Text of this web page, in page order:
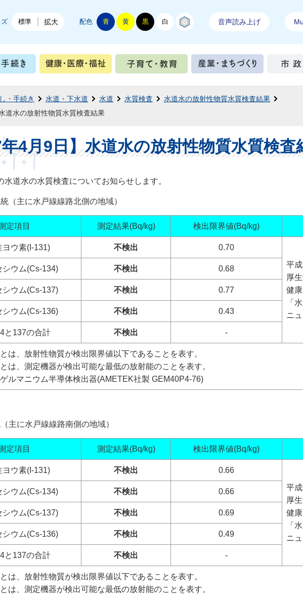
ページ
標準 拡大 配色 青 黄 黒 白 音声読み上げ
くらし・手続き 健康・医療・福祉 子育て・教育 産業・
・手続き 水道・下水道 水道 水質検査
水道水の放射性物質水質検査結果
道水の放射性物質水質検査結果
年4月9日】水道水の放射性物質水質検査
水道水の水質検査についてお知らせします。
（主に水戸線線路北側の地域）
定項目 測定結果(Bq/kg) 検出限界値(Bq/kg)
ヨウ素(I-131) 不検出
0.70
平
厚
健
「
ニ
シウム(Cs-134) 不検出 0.68
シウム(Cs-137) 不検出 0.77
シウム(Cs-136) 不検出 0.43
と137の合計 不検出 -
は、放射性物質が検出限界値以下であることを表す。
は、測定機器が検出可能な最低の放射能のことを表す。
ゲルマニウム半導体検出器(AMETEK社製 GEM40P4-76)
主に水戸線線路南側の地域）
定項目 測定結果(Bq/kg) 検出限界値(Bq/kg)
ヨウ素(I-131) 不検出
0.66
平
厚
健
「
ニ
シウム(Cs-134) 不検出 0.66
シウム(Cs-137) 不検出 0.69
シウム(Cs-136) 不検出 0.49
と137の合計 不検出 -
は、放射性物質が検出限界値以下であることを表す。
は、測定機器が検出可能な最低の放射能のことを表す。